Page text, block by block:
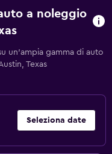
a noleggio
un'ampia gamma di auto
Texas
Seleziona date